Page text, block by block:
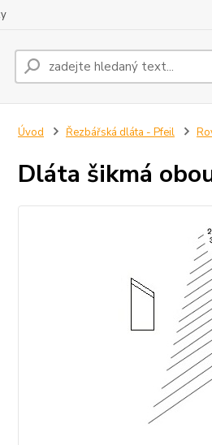
Úvod Řezbářská dláta - Pfeil
Dláta šikmá